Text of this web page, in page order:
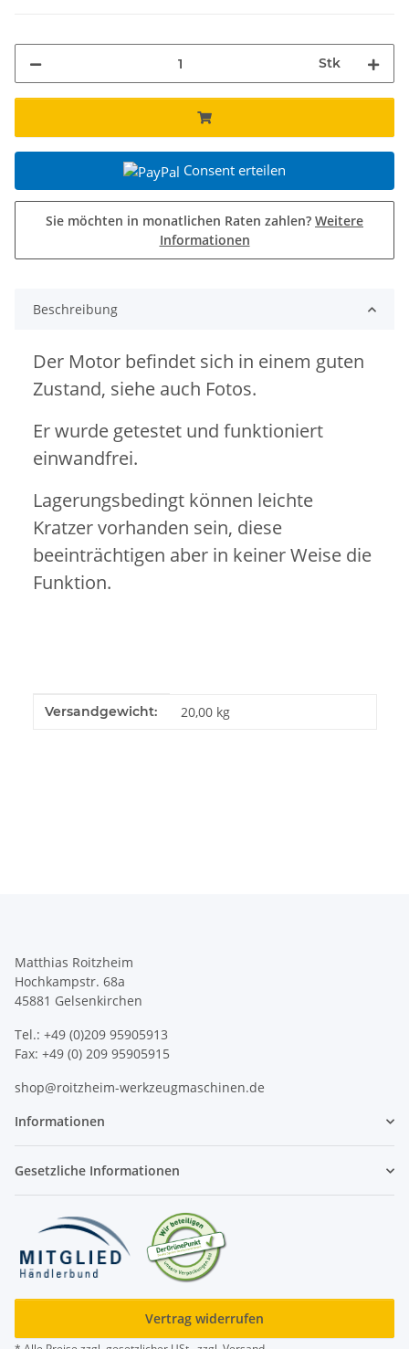
Stk
Consent erteilen
Sie möchten in monatlichen Raten zahlen? Weitere
Informationen
Beschreibung
Der Motor befindet sich in einem guten
Zustand, siehe auch Fotos.
Er wurde getestet und funktioniert
einwandfrei.
Lagerungsbedingt können leichte
Kratzer vorhanden sein, diese
beeinträchtigen aber in keiner Weise die
Funktion.
Produkteigenschaft
Wert
Versandgewicht: 20,00 kg
Matthias Roitzheim
Hochkampstr. 68a
45881 Gelsenkirchen
Tel.: +49 (0)209 95905913
Fax: +49 (0) 209 95905915
shop@roitzheim-werkzeugmaschinen.de
Informationen
Gesetzliche Informationen
Vertrag widerrufen